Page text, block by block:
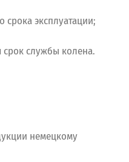
эксплуатации;
службы колена.
немецкому